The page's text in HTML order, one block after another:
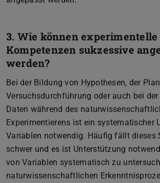
3. Wie können experimentelle
Kompetenzen sukzessive
werden?
Bei der Bildung von Hypothesen, der
Versuchsdurchführung oder auch bei
Daten während des
Experimentierens ist ein systematischer
Variablen notwendig. Häufig fällt dieses
schwer und es ist Unterstützung
von Variablen systematisch zu
naturwissenschaftlichen